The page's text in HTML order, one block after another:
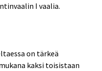
I vaalia.
on tärkeä
kaksi toisistaan